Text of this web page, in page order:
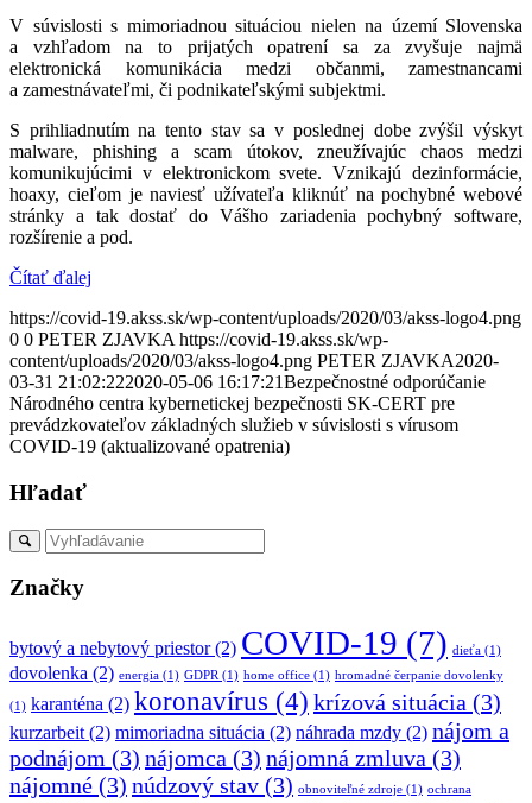
V súvislosti s mimoriadnou situáciou nielen na území Slovenska
a vzhľadom na to prijatých opatrení sa za zvyšuje najmä
elektronická komunikácia medzi občanmi, zamestnancami
a zamestnávateľmi, či podnikateľskými subjektmi.
S prihliadnutím na tento stav sa v poslednej dobe zvýšil výskyt
malware, phishing a scam útokov, zneužívajúc chaos medzi
komunikujúcimi v elektronickom svete. Vznikajú dezinformácie,
hoaxy, cieľom je naviesť užívateľa kliknúť na pochybné webové
stránky a tak dostať do Vášho zariadenia pochybný software,
rozšírenie a pod.
Čítať ďalej
https://covid-19.akss.sk/wp-content/uploads/2020/03/akss-logo4.png
0 0 PETER ZJAVKA https://covid-19.akss.sk/wp-
content/uploads/2020/03/akss-logo4.png PETER ZJAVKA2020-
03-31 21:02:222020-05-06 16:17:21Bezpečnostné odporúčanie
Národného centra kybernetickej bezpečnosti SK-CERT pre
prevádzkovateľov základných služieb v súvislosti s vírusom
COVID-19 (aktualizované opatrenia)
Hľadať
Značky
bytový a nebytový priestor(2) COVID-19 (7) dieťa (1)
dovolenka (2) energia (1) GDPR (1) home office (1) hromadné čerpanie dovolenky
(1) karanténa (2) koronavírus (4) krízová situácia (3)
kurzarbeit(2) mimoriadna situácia (2) náhrada mzdy (2) nájom a
podnájom (3) nájomca (3) nájomná zmluva (3)
nájomné (3) núdzový stav (3) obnoviteľné zdroje (1) ochrana